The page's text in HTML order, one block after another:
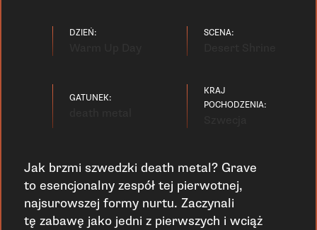
DZIEŃ: SCENA:
GATUNEK:
KRAJ
POCHODZENIA:
Jak brzmi szwedzki death metal? Grave
to esencjonalny zespół tej pierwotnej,
najsurowszej formy nurtu. Zaczynali
tę zabawę jako jedni z pierwszych i wciąż